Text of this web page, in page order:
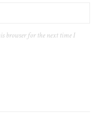
browser for the next time I